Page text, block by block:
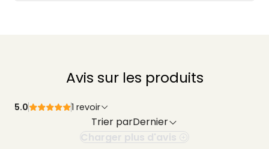
Avis sur les produits
5.0 1 revoir
Trier parDernier
Charger plus d'avis